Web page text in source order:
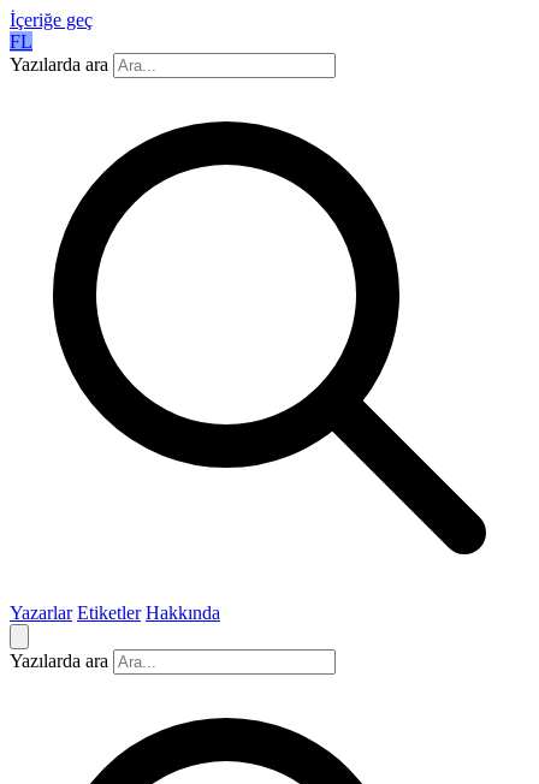
İçeriğe geç
FL
Yazılarda ara
Yazarlar Etiketler Hakkında
Yazılarda ara